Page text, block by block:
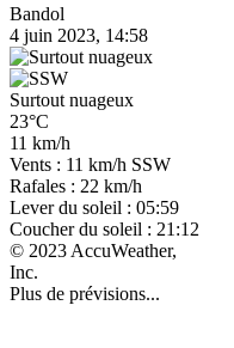
Bandol
4 juin 2023, 14:58
Surtout nuageux
23°C
11 km/h
Vents : 11 km/h SSW
Rafales : 22 km/h
Lever du soleil : 05:59
Coucher du soleil : 21:12
© 2023 AccuWeather,
Inc.
Plus de prévisions...